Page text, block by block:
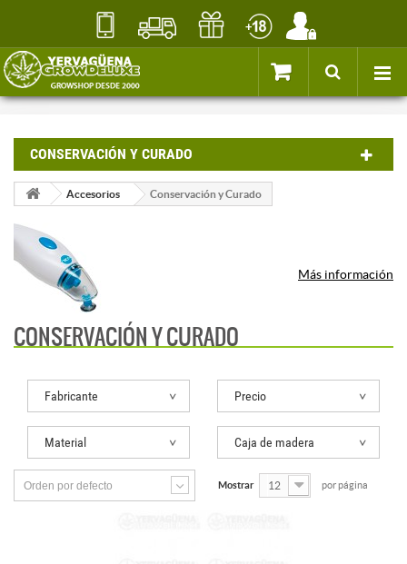
CONSERVACIÓN Y CURADO
Accesorios Conservación y Curado
CONSERVACIÓN Y CURADO
Más información
Fabricante Precio
Material Caja de madera
Orden por defecto Mostrar 12 por página